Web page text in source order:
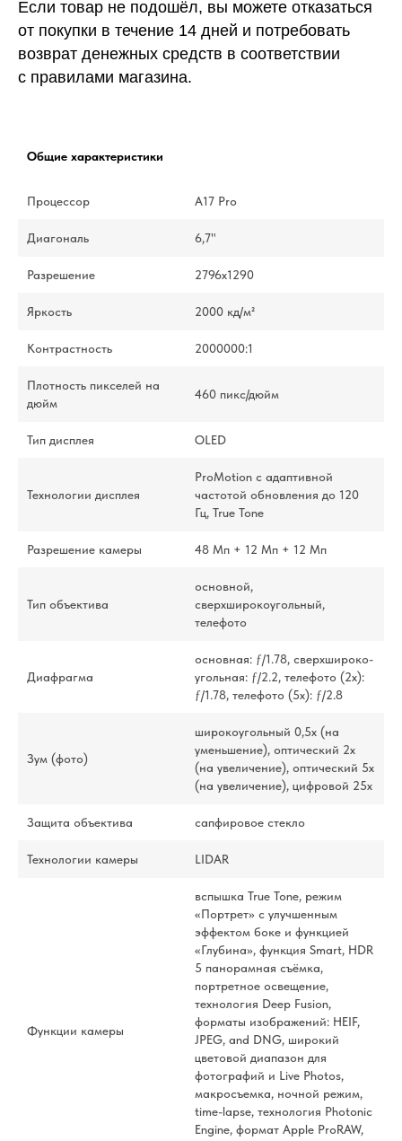
Если товар не подошёл, вы можете отказаться
от покупки в течение 14 дней и потребовать
возврат денежных средств в соответствии
с правилами магазина.
Общие характеристики
Процессор A17 Pro
Диагональ 6,7"
Разрешение 2796x1290
Яркость 2000 кд/м²
Контрастность 2000000:1
Плотность пикселей на
дюйм
460 пикс/дюйм
Тип дисплея OLED
Технологии дисплея
ProMotion с адаптивной
частотой обновления до 120
Гц, True Tone
Разрешение камеры 48 Мп + 12 Мп + 12 Мп
Тип объектива
основной,
сверхширокоугольный,
телефото
Диафрагма
основная: ƒ/1.78, сверхшироко­
угольная: ƒ/2.2, телефото (2x):
ƒ/1.78, телефото (5x): ƒ/2.8
Зум (фото)
широкоугольный 0,5x (на
уменьшение), оптический 2x
(на увеличение), оптический 5x
(на увеличение), цифровой 25x
Защита объектива сапфировое стекло
Технологии камеры LIDAR
Функции камеры
вспышка True Tone, режим
«Портрет» с улучшенным
эффектом боке и функцией
«Глубина», функция Smart, HDR
5 панорамная съёмка,
портретное освещение,
технология Deep Fusion,
форматы изображений: HEIF,
JPEG, and DNG, широкий
цветовой диапазон для
фотографий и Live Photos,
макросъемка, ночной режим,
time-lapse, технология Photonic
Engine, формат Apple ProRAW,